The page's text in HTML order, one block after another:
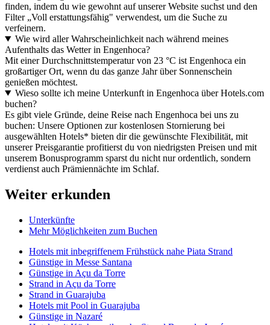
finden, indem du wie gewohnt auf unserer Website suchst und den
Filter „Voll erstattungsfähig" verwendest, um die Suche zu
verfeinern.
Wie wird aller Wahrscheinlichkeit nach während meines
Aufenthalts das Wetter in Engenhoca?
Mit einer Durchschnittstemperatur von 23 °C ist Engenhoca ein
großartiger Ort, wenn du das ganze Jahr über Sonnenschein
genießen möchtest.
Wieso sollte ich meine Unterkunft in Engenhoca über Hotels.com
buchen?
Es gibt viele Gründe, deine Reise nach Engenhoca bei uns zu
buchen: Unsere Optionen zur kostenlosen Stornierung bei
ausgewählten Hotels* bieten dir die gewünschte Flexibilität, mit
unserer Preisgarantie profitierst du von niedrigsten Preisen und mit
unserem Bonusprogramm sparst du nicht nur ordentlich, sondern
verdienst auch Prämiennächte im Schlaf.
Weiter erkunden
Unterkünfte
Mehr Möglichkeiten zum Buchen
Hotels mit inbegriffenem Frühstück nahe Piata Strand
Günstige in Messe Santana
Günstige in Açu da Torre
Strand in Açu da Torre
Strand in Guarajuba
Hotels mit Pool in Guarajuba
Günstige in Nazaré